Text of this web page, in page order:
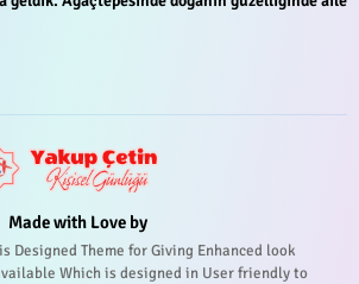
Made with Love by
Designed Theme for Giving Enhanced look
Which is designed in User friendly to